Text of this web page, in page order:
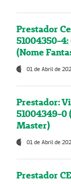
Prestador
51004350-
(Nome
01 de Abril de
Prestador:
51004349-0
Master)
01 de Abril de
Prestador